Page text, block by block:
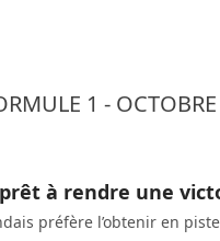
1 -
à rendre une
préfère l’obtenir en piste